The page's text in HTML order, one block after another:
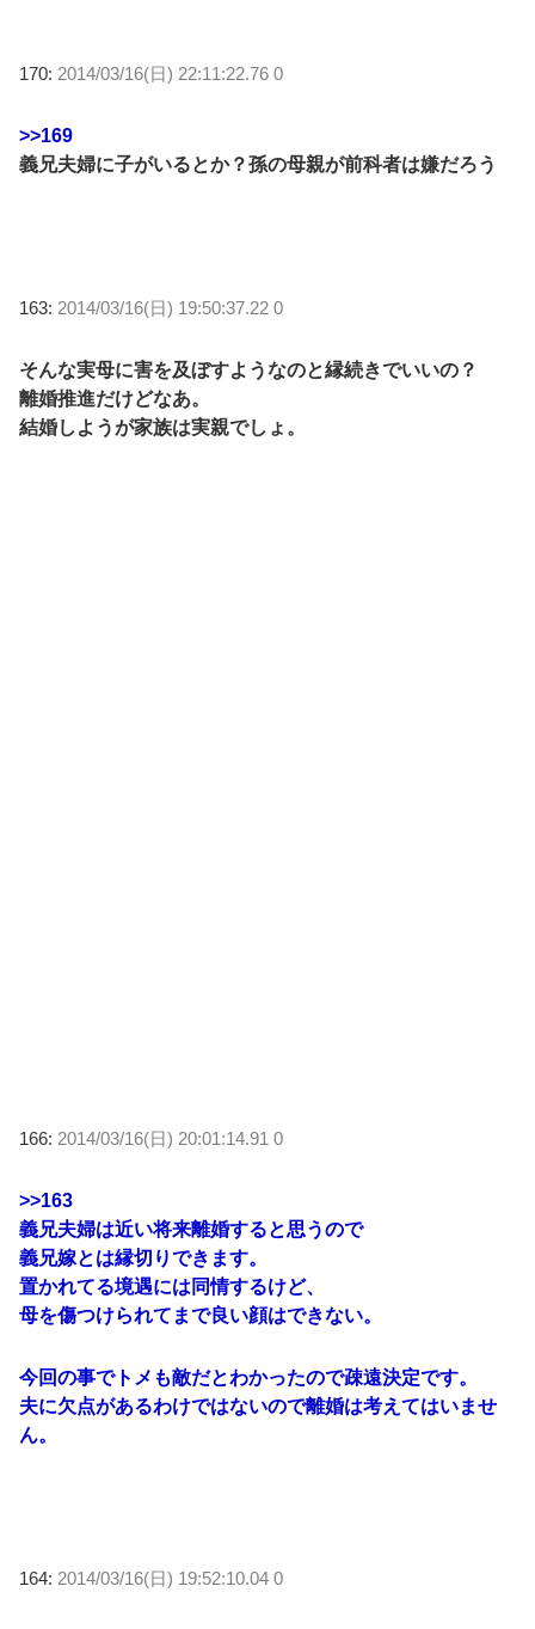
170: 2014/03/16(日) 22:11:22.76 0
>>169
義兄夫婦に子がいるとか？孫の母親が前科者は嫌だろう
163: 2014/03/16(日) 19:50:37.22 0
そんな実母に害を及ぼすようなのと縁続きでいいの？
離婚推進だけどなあ。
結婚しようが家族は実親でしょ。
166: 2014/03/16(日) 20:01:14.91 0
>>163
義兄夫婦は近い将来離婚すると思うので
義兄嫁とは縁切りできます。
置かれてる境遇には同情するけど、
母を傷つけられてまで良い顔はできない。
今回の事でトメも敵だとわかったので疎遠決定です。
夫に欠点があるわけではないので離婚は考えてはいませ
ん。
164: 2014/03/16(日) 19:52:10.04 0